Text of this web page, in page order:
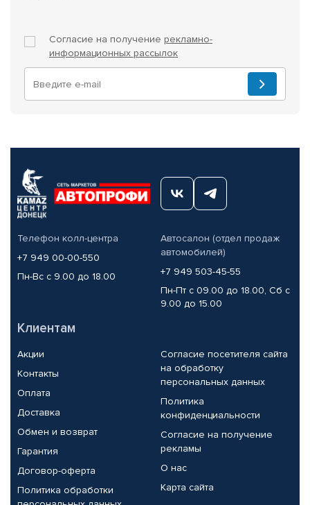
Согласие на получение рекламно-
информационных рассылок
Телефон колл-центра
+7 949 00-00-550
Пн-Вс с 9.00 до 18.00
Автосалон (отдел продаж
автомобилей)
+7 949 503-45-55
Пн-Пт с 09.00 до 18.00, Сб с
9.00 до 15.00
Клиентам
Акции
Контакты
Оплата
Доставка
Обмен и возврат
Гарантия
Договор-оферта
Политика обработки
Согласие посетителя сайта
на обработку
персональных данных
Политика
конфиденциальности
Согласие на получение
рекламы
О нас
Карта сайта